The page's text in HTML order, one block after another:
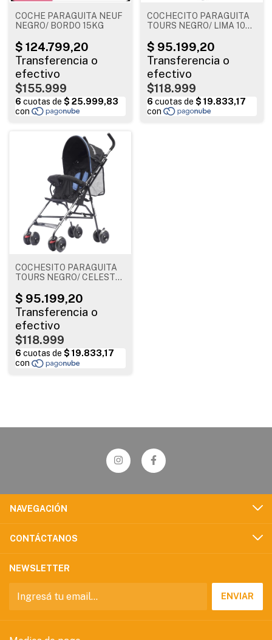
COCHE PARAGUITA NEUF
NEGRO/ BORDO 15KG
$155.999
COCHECITO PARAGUITA
TOURS NEGRO/ LIMA 1052
$118.999
COCHESITO PARAGUITA
TOURS NEGRO/ CELESTE
$118.999
NAVEGACIÓN
CONTÁCTANOS
NEWSLETTER